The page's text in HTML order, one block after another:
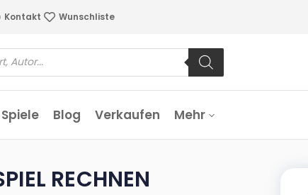
Kontakt Wunschliste
Blog Verkaufen Mehr
RECHNEN